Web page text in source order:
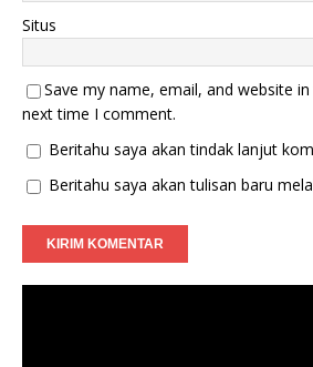
Situs
Save my name, email, and website
next time I comment.
Beritahu saya akan tindak lanjut
Beritahu saya akan tulisan baru